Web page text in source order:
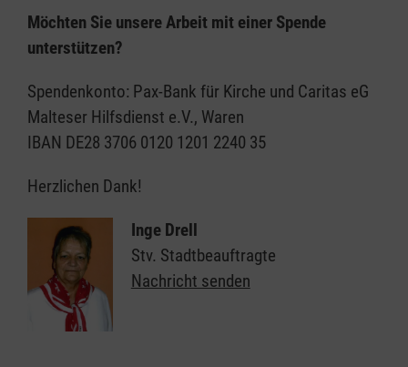
Möchten Sie unsere Arbeit mit einer Spende
unterstützen?
Spendenkonto: Pax-Bank für Kirche und Caritas eG
Malteser Hilfsdienst e.V., Waren
IBAN DE28 3706 0120 1201 2240 35
Herzlichen Dank!
Inge Drell
Stv. Stadtbeauftragte
Nachricht senden